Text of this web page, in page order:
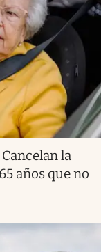
la
años que no